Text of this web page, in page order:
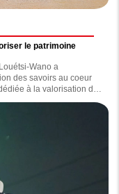
le patrimoine
Wano a
des savoirs au coeur
à la valorisation du